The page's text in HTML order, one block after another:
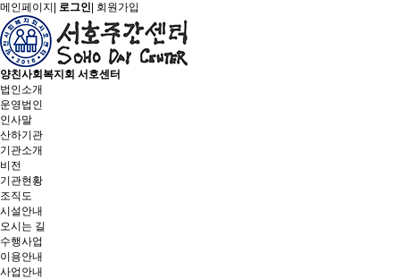
메인페이지 로그인 회원가입
양친사회복지회 서호센터
법인소개
운영법인
인사말
산하기관
기관소개
비전
기관현황
조직도
시설안내
오시는 길
수행사업
이용안내
사업안내